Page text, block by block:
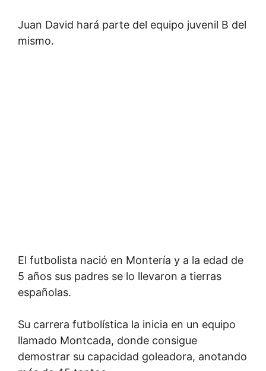
Juan David hará parte del equipo juvenil B del
mismo.
El futbolista nació en Montería y a la edad de
5 años sus padres se lo llevaron a tierras
españolas.
Su carrera futbolística la inicia en un equipo
llamado Montcada, donde consigue
demostrar su capacidad goleadora, anotando